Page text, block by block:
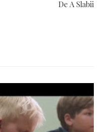
De A Slabii